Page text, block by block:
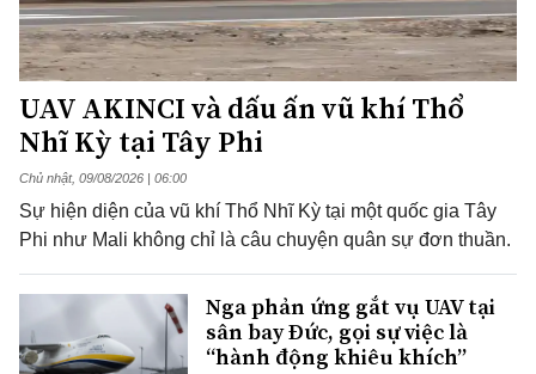
UAV AKINCI và dấu ấn vũ khí Thổ
Nhĩ Kỳ tại Tây Phi
Chủ nhật, 09/08/2026 | 06:00
Sự hiện diện của vũ khí Thổ Nhĩ Kỳ tại một quốc gia Tây
Phi như Mali không chỉ là câu chuyện quân sự đơn thuần.
Nga phản ứng gắt vụ UAV tại
sân bay Đức, gọi sự việc là
“hành động khiêu khích”